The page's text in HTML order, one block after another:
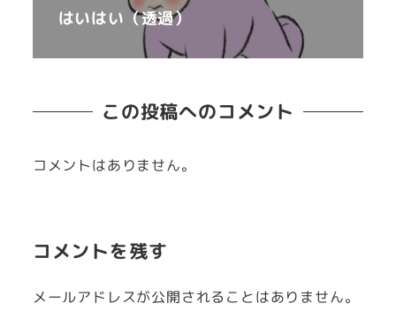
はいはい（透過）
この投稿へのコメント
コメントはありません。
コメントを残す
メールアドレスが公開されることはありません。